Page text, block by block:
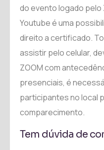
do evento logado pelo
Youtube é uma
direito a certificado.
assistir pelo celular,
ZOOM com
presenciais, é
participantes no local
comparecimento.
Tem dúvida de